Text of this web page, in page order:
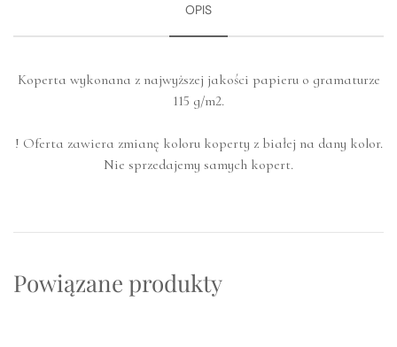
OPIS
Koperta wykonana z najwyższej jakości papieru o gramaturze
115 g/m2.
! Oferta zawiera zmianę koloru koperty z białej na dany kolor.
Nie sprzedajemy samych kopert.
Powiązane produkty